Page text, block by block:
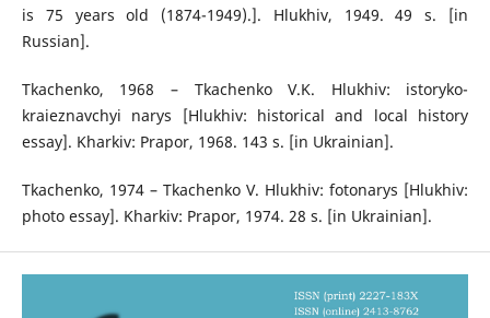
is 75 years old (1874-1949).]. Hlukhiv, 1949. 49 s. [in
Russian].
Tkachenko, 1968 – Tkachenko V.K. Hlukhiv: istoryko-
kraieznavchyi narys [Hlukhiv: historical and local history
essay]. Kharkiv: Prapor, 1968. 143 s. [in Ukrainian].
Tkachenko, 1974 – Tkachenko V. Hlukhiv: fotonarys [Hlukhiv:
photo essay]. Kharkiv: Prapor, 1974. 28 s. [in Ukrainian].